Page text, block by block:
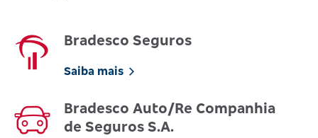
Bradesco Seguros
Saiba mais
Bradesco Auto/Re Companhia
de Seguros S.A.